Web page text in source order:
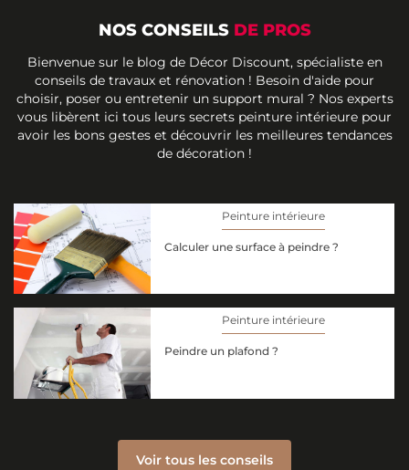
NOS CONSEILS DE PROS
Bienvenue sur le blog de Décor Discount, spécialiste en
conseils de travaux et rénovation ! Besoin d'aide pour
choisir, poser ou entretenir un support mural ? Nos experts
vous libèrent ici tous leurs secrets peinture intérieure pour
avoir les bons gestes et découvrir les meilleures tendances
de décoration !
Peinture intérieure
Calculer une surface à peindre ?
Peinture intérieure
Peindre un plafond ?
Voir tous les conseils